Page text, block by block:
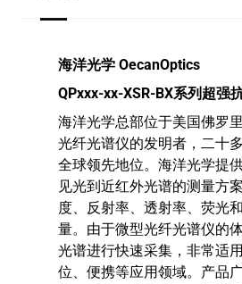
海洋光学 OecanOptics
QPxxx-xx-XSR-BX系列超强
海洋光学总部位于美国佛罗
光纤光谱仪的发明者，二十
全球领先地位。海洋光学提
见光到近红外光谱的测量方
度、反射率、透射率、荧光
量。由于微型光纤光谱仪的
光谱进行快速采集，非常适
位、便携等应用领域。产品